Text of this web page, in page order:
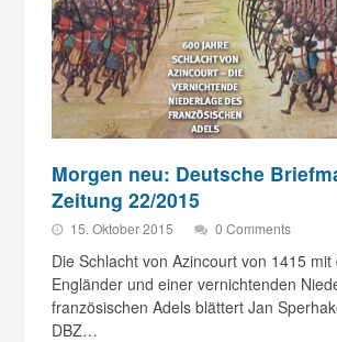
Morgen neu: Deutsche
Zeitung 22/2015
15. Oktober 2015 0 Comments
Die Schlacht von Azincourt von 1415
Engländer und einer vernichtenden
französischen Adels blättert Jan
DBZ…